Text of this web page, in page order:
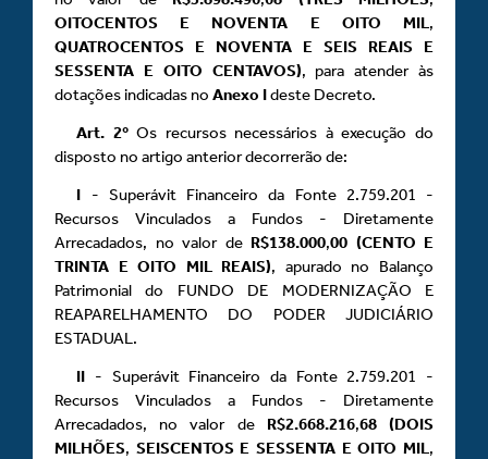
OITOCENTOS E NOVENTA E OITO MIL,
QUATROCENTOS E NOVENTA E SEIS REAIS E
SESSENTA E OITO CENTAVOS), para atender às
dotações indicadas no Anexo Ideste Decreto.
Art. 2ºOs recursos necessários à execução do
disposto no artigo anterior decorrerão de:
I - Superávit Financeiro da Fonte 2.759.201 -
Recursos Vinculados a Fundos - Diretamente
Arrecadados, no valor de R$138.000,00 (CENTO E
TRINTA E OITO MIL REAIS), apurado no Balanço
Patrimonial do FUNDO DE MODERNIZAÇÃO E
REAPARELHAMENTO DO PODER JUDICIÁRIO
ESTADUAL.
II - Superávit Financeiro da Fonte 2.759.201 -
Recursos Vinculados a Fundos - Diretamente
Arrecadados, no valor de R$2.668.216,68 (DOIS
MILHÕES, SEISCENTOS E SESSENTA E OITO MIL,